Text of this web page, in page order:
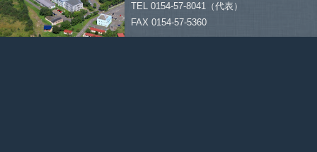
TEL 0154-57-8041（代表）
FAX 0154-57-5360